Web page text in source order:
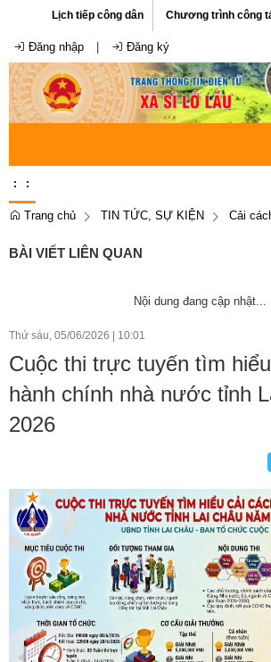
Lịch tiếp công dân Chương trình công
Đăng nhập Đăng ký
: :
Trang chủ TIN TỨC, SỰ KIỆN Cải
BÀI VIẾT LIÊN QUAN
Nội dung đang cập nhật...
Thứ sáu, 05/06/2026 10:01
Cuộc thi trực tuyến tìm
hành chính nhà nước tỉnh
2026